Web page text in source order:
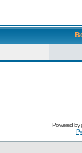
Powered by